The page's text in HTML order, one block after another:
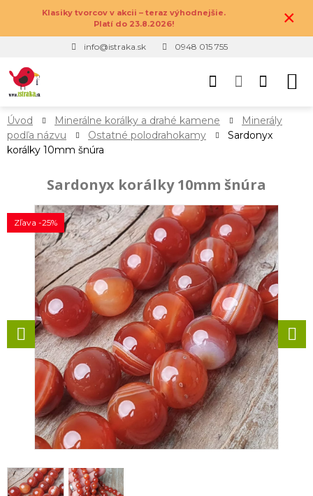
Klasiky tvorcov v akcii – teraz výhodnejšie.
Platí do 23.8.2026!
×
info@istraka.sk 0948 015 755
Úvod Minerálne korálky a drahé kamene
Minerály
podľa názvu
Ostatné polodrahokamy
Sardonyx
korálky 10mm šnúra
Sardonyx korálky 10mm šnúra
Zľava -25%